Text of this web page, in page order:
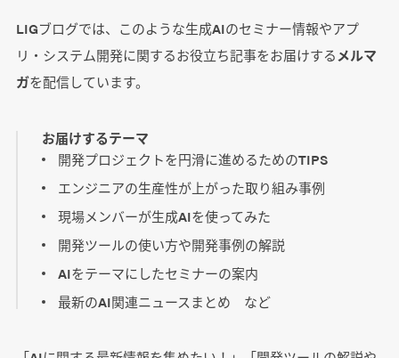
LIGブログでは、このような生成AIのセミナー情報やアプ
リ・システム開発に関するお役立ち記事をお届けするメルマ
ガを配信しています。
お届けするテーマ
開発プロジェクトを円滑に進めるためのTIPS
エンジニアの生産性が上がった取り組み事例
現場メンバーが生成AIを使ってみた
開発ツールの使い方や開発事例の解説
AIをテーマにしたセミナーの案内
最新のAI関連ニュースまとめ など